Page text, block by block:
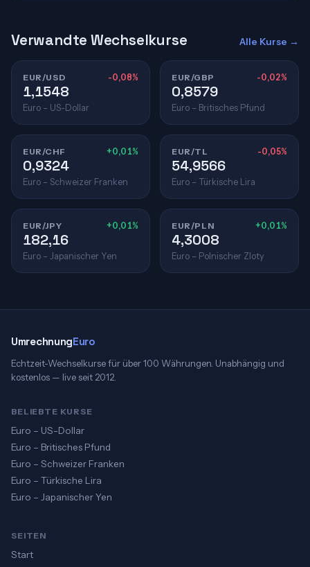
Verwandte Wechselkurse Alle Kurse →
EUR/USD -0,08%
1,1548
Euro – US-Dollar
EUR/GBP -0,02%
0,8579
Euro – Britisches Pfund
EUR/CHF +0,01%
0,9324
Euro – Schweizer Franken
EUR/TL -0,05%
54,9566
Euro – Türkische Lira
EUR/JPY +0,01%
182,16
Euro – Japanischer Yen
EUR/PLN +0,01%
4,3008
Euro – Polnischer Zloty
UmrechnungEuro
Echtzeit-Wechselkurse für über 100 Währungen. Unabhängig und
kostenlos — live seit 2012.
BELIEBTE KURSE
Euro – US-Dollar
Euro – Britisches Pfund
Euro – Schweizer Franken
Euro – Türkische Lira
Euro – Japanischer Yen
SEITEN
Start